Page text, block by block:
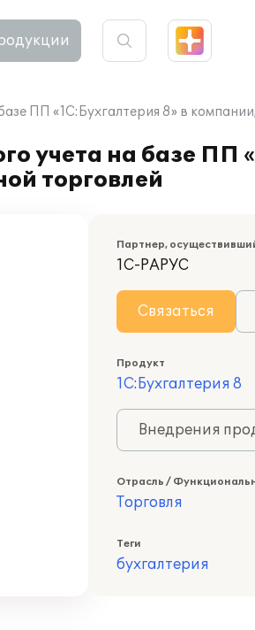
ПП «1С:Бухгалтерия 8» в
учета на базе ПП
торговлей
Партнер,
1С-РАРУС
Связаться
Продукт
1С:Бухгалтерия 8
Внедрения
Отрасль /
Торговля
Теги
бухгалтерия